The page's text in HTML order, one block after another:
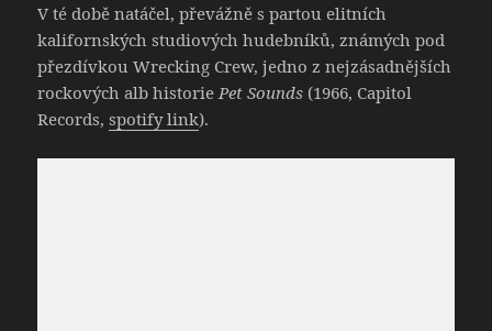
V té době natáčel, převážně s partou elitních
kalifornských studiových hudebníků, známých pod
přezdívkou Wrecking Crew, jedno z nejzásadnějších
rockových alb historie Pet Sounds (1966, Capitol
Records,spotify link).